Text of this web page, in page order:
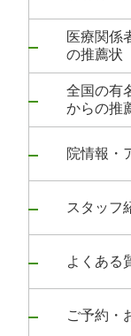
医療関係
の推薦状
全国の有
からの推
院情報・
スタッフ
よくある
ご予約・